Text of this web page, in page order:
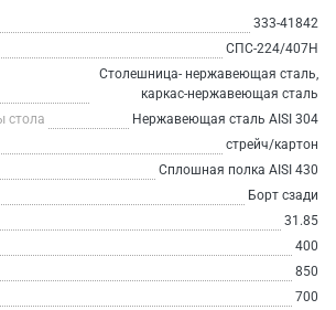
333-41842
СПС-224/407Н
Столешница- нержавеющая сталь,
каркас-нержавеющая сталь
стола
Нержавеющая сталь AISI 304
стрейч/картон
Сплошная полка AISI 430
Борт сзади
31.85
400
850
700